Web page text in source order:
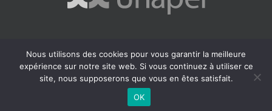
Copyright 2016 Apei Ouest 44 | Tous Droits Réservés |Mentions
Légales| Réalisation : Agence Outremer
Facebook
Nous utilisons des cookies pour vous garantir la meilleure
expérience sur notre site web. Si vous continuez à utiliser ce
site, nous supposerons que vous en êtes satisfait.
OK